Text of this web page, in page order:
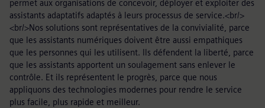
permet aux organisations de concevoir, déployer et exploiter des
assistants adaptatifs adaptés à leurs processus de service.<br/>
<br/>Nos solutions sont représentatives de la convivialité, parce
que les assistants numériques doivent être aussi empathiques
que les personnes qui les utilisent. Ils défendent la liberté, parce
que les assistants apportent un soulagement sans enlever le
contrôle. Et ils représentent le progrès, parce que nous
appliquons des technologies modernes pour rendre le service
plus facile, plus rapide et meilleur.